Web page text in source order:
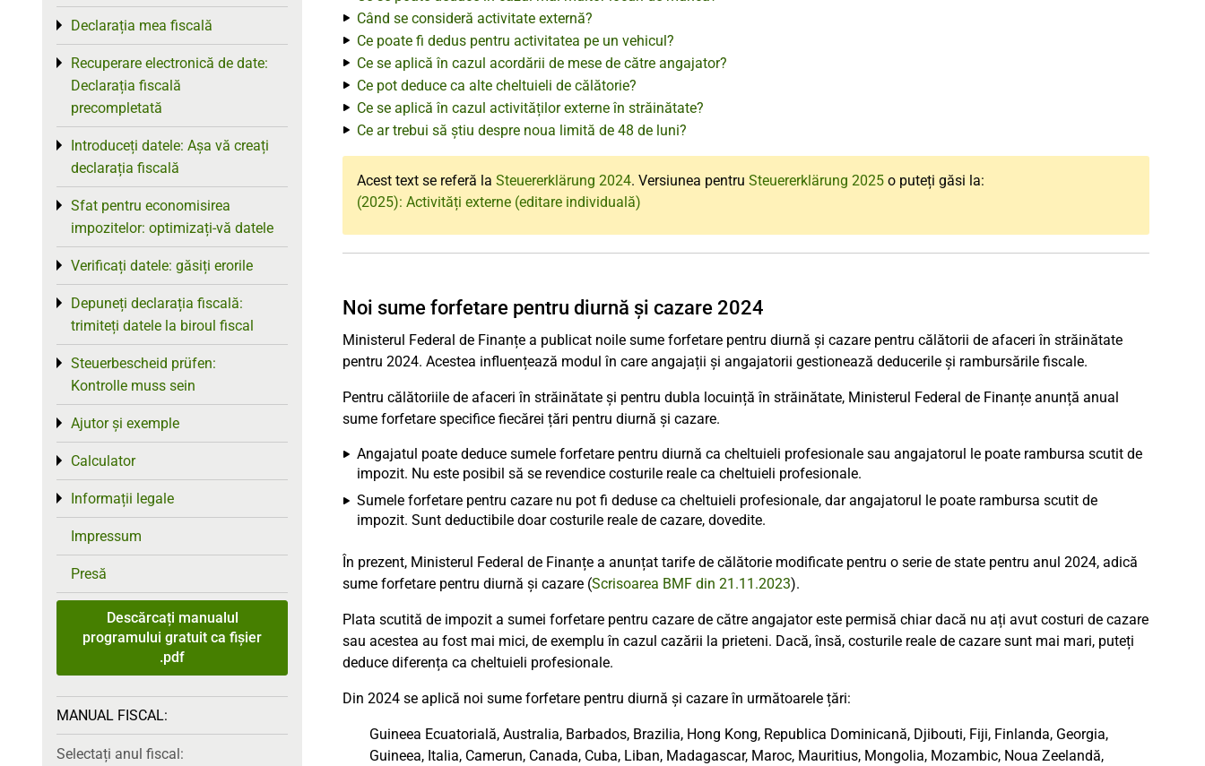
Când se consideră activitate externă?
Ce poate fi dedus pentru activitatea pe un vehicul?
Ce se aplică în cazul acordării de mese de către angajator?
Ce pot deduce ca alte cheltuieli de călătorie?
Ce se aplică în cazul activităților externe în străinătate?
Ce ar trebui să știu despre noua limită de 48 de luni?
Acest text se referă la Steuererklärung 2024. Versiunea pentru Steuererklärung 2025 o puteți găsi la:
(2025): Activități externe (editare individuală)
Noi sume forfetare pentru diurnă și cazare 2024
Ministerul Federal de Finanțe a publicat noile sume forfetare pentru diurnă și cazare pentru călătorii de afaceri în străinătate
pentru 2024. Acestea influențează modul în care angajații și angajatorii gestionează deducerile și rambursările fiscale.
Pentru călătoriile de afaceri în străinătate și pentru dubla locuință în străinătate, Ministerul Federal de Finanțe anunță anual
sume forfetare specifice fiecărei țări pentru diurnă și cazare.
Angajatul poate deduce sumele forfetare pentru diurnă ca cheltuieli profesionale sau angajatorul le poate rambursa scutit de
impozit. Nu este posibil să se revendice costurile reale ca cheltuieli profesionale.
Sumele forfetare pentru cazare nu pot fi deduse ca cheltuieli profesionale, dar angajatorul le poate rambursa scutit de
impozit. Sunt deductibile doar costurile reale de cazare, dovedite.
În prezent, Ministerul Federal de Finanțe a anunțat tarife de călătorie modificate pentru o serie de state pentru anul 2024, adică
sume forfetare pentru diurnă și cazare (Scrisoarea BMF din 21.11.2023).
Plata scutită de impozit a sumei forfetare pentru cazare de către angajator este permisă chiar dacă nu ați avut costuri de cazare
sau acestea au fost mai mici, de exemplu în cazul cazării la prieteni. Dacă, însă, costurile reale de cazare sunt mai mari, puteți
deduce diferența ca cheltuieli profesionale.
Din 2024 se aplică noi sume forfetare pentru diurnă și cazare în următoarele țări:
Guineea Ecuatorială, Australia, Barbados, Brazilia, Hong Kong, Republica Dominicană, Djibouti, Fiji, Finlanda, Georgia,
Guineea, Italia, Camerun, Canada, Cuba, Liban, Madagascar, Maroc, Mauritius, Mongolia, Mozambic, Noua Zeelandă,
Declarația mea fiscală
Toggle menu
Recuperare electronică de date:
Declarația fiscală
precompletată
Toggle menu
Introduceți datele: Așa vă creați
declarația fiscală
Toggle menu
Sfat pentru economisirea
impozitelor: optimizați-vă datele
Toggle menu
Verificați datele: găsiți erorile
Toggle menu
Depuneți declarația fiscală:
trimiteți datele la biroul fiscal
Toggle menu
Steuerbescheid prüfen:
Kontrolle muss sein
Toggle menu
Ajutor și exemple
Toggle menu
Calculator
Toggle menu
Informații legale
Toggle menu
Impressum
Presă
Descărcați manualul
programului gratuit ca fișier
.pdf
MANUAL FISCAL:
Selectați anul fiscal: